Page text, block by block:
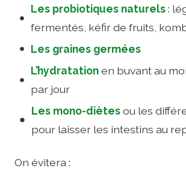
Les probiotiques naturels:
fermentés, kéfir de fruits,
Les graines germées
L’hydratationen buvant au
par jour
Les mono-diètesou les
pour laisser les intestins au
On évitera :